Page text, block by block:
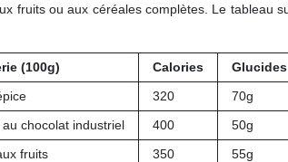
fruits ou aux céréales complètes. Le tableau
(100g) Calories Glucides
320 70g
chocolat industriel
400 50g
fruits
350 55g